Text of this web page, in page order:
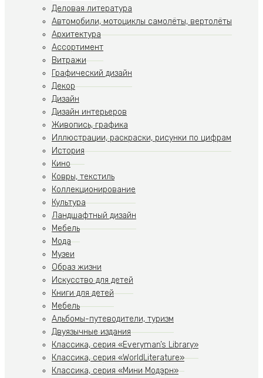
Деловая литература
Автомобили, мотоциклы самолёты, вертолёты
Архитектура
Ассортимент
Витражи
Графический дизайн
Декор
Дизайн
Дизайн интерьеров
Живопись, графика
Иллюстрации, раскраски, рисунки по цифрам
История
Кино
Ковры, текстиль
Коллекционирование
Культура
Ландшафтный дизайн
Мебель
Мода
Музеи
Образ жизни
Искусство для детей
Книги для детей
Мебель
Альбомы-путеводители, туризм
Двуязычные издания
Классика, серия «Everyman’s Library»
Классика, серия «WorldLiterature»
Классика, серия «Мини Модэрн»